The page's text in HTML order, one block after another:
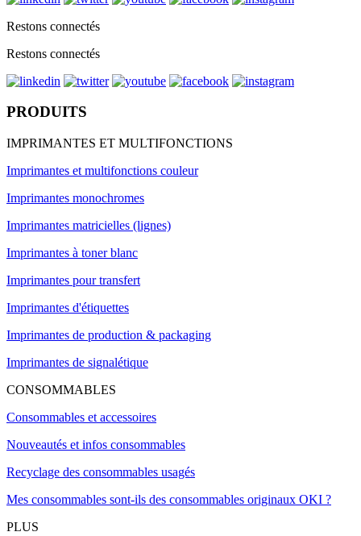
Restons connectés
Restons connectés
PRODUITS
IMPRIMANTES ET MULTIFONCTIONS
Imprimantes et multifonctions couleur
Imprimantes monochromes
Imprimantes matricielles (lignes)
Imprimantes à toner blanc
Imprimantes pour transfert
Imprimantes d'étiquettes
Imprimantes de production & packaging
Imprimantes de signalétique
CONSOMMABLES
Consommables et accessoires
Nouveautés et infos consommables
Recyclage des consommables usagés
Mes consommables sont-ils des consommables originaux OKI ?
PLUS